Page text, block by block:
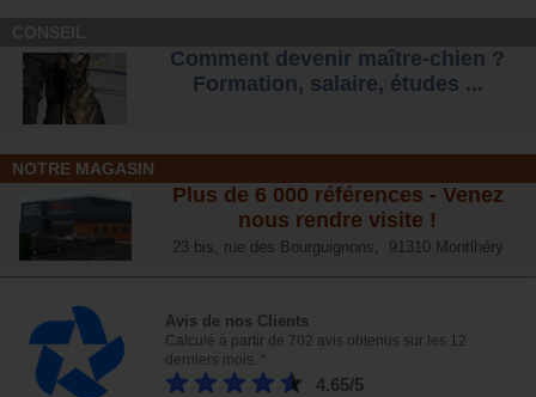
Comment devenir maître-chien ?
Formation, salaire, études ...
NOTRE MAGASIN
Plus de 6 000 références - Venez
nous rendre visite !
23 bis, rue des Bourguignons, 91310 Montlhéry
Avis de nos Clients
Calculé à partir de 702 avis obtenus sur les 12
derniers mois. *
4.65/5